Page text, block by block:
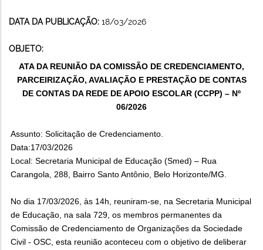
DATA DA PUBLICAÇÃO: 18/03/2026
OBJETO:
ATA DA REUNIÃO DA COMISSÃO DE CREDENCIAMENTO,
PARCEIRIZAÇÃO, AVALIAÇÃO E PRESTAÇÃO DE CONTAS
DE CONTAS DA REDE DE APOIO ESCOLAR (CCPP) – Nº
06/2026
Assunto: Solicitação de Credenciamento.
Data:17/03/2026
Local: Secretaria Municipal de Educação (Smed) – Rua
Carangola, 288, Bairro Santo Antônio, Belo Horizonte/MG.
No dia 17/03/2026, às 14h, reuniram-se, na Secretaria Municipal
de Educação, na sala 729, os membros permanentes da
Comissão de Credenciamento de Organizações da Sociedade
Civil - OSC, esta reunião aconteceu com o objetivo de deliberar